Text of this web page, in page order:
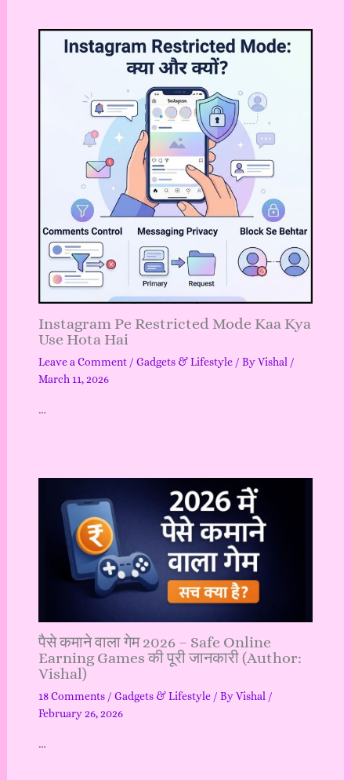
Instagram Pe Restricted Mode Kaa Kya
Use Hota Hai
Leave a Comment / Gadgets & Lifestyle/ ByVishal /
March 11, 2026
…
पैसे कमाने वाला गेम 2026 – Safe Online
Earning Games की पूरी जानकारी (Author:
Vishal)
18 Comments / Gadgets & Lifestyle/ ByVishal /
February 26, 2026
…